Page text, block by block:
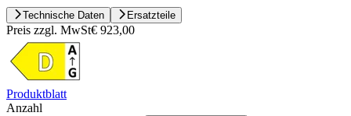
Technische Daten Ersatzteile
Preis zzgl. MwSt€ 923,00
Produktblatt
Anzahl